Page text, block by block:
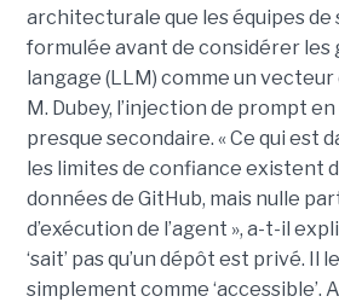
architecturale que les équipes
formulée avant de considérer les
langage (LLM) comme un vecteur
M. Dubey, l’injection de prompt
presque secondaire. « Ce qui est
les limites de confiance existent
données de GitHub, mais nulle
d’exécution de l’agent », a-t-il
‘sait’ pas qu’un dépôt est privé. Il
simplement comme ‘accessible’.